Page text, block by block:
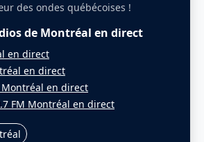
des ondes québécoises !
de Montréal en direct
en direct
en direct
Montréal en direct
FM Montréal en direct